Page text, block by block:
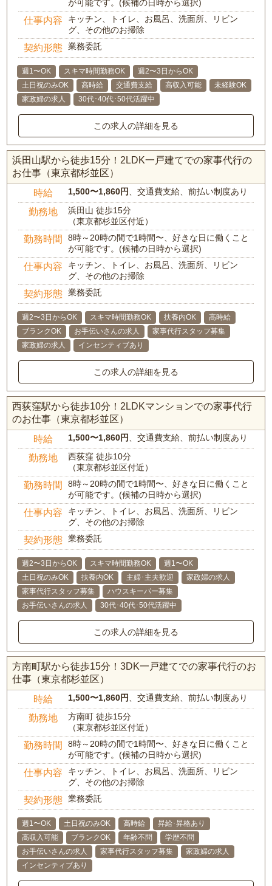
が可能です。(候補の日時から選択)
仕事内容
キッチン、トイレ、お風呂、洗面所、リビン
グ、その他のお掃除
契約形態 業務委託
週1〜OK スキマ時間勤務OK
週2〜3日からOK
土日祝のみOK
高時給 交通費支給 高収入可能
未経験OK
家政婦の求人
30代･40代･50代活躍中
この求人の詳細を見る
浜田山駅から徒歩15分！2LDK一戸建てでの家事代行の
お仕事（東京都杉並区）
時給 1,500〜1,860円 、交通費支給、前払い制度あり
勤務地
浜田山 徒歩15分
（東京都杉並区付近）
勤務時間
8時～20時の間で1時間〜、好きな日に働くこと
が可能です。(候補の日時から選択)
仕事内容
キッチン、トイレ、お風呂、洗面所、リビン
グ、その他のお掃除
契約形態 業務委託
週2〜3日からOK スキマ時間勤務OK 扶養内OK
高時給
ブランクOK
お手伝いさんの求人
家事代行スタッフ募集
家政婦の求人
インセンティブあり
この求人の詳細を見る
西荻窪駅から徒歩10分！2LDKマンションでの家事代行
のお仕事（東京都杉並区）
時給 1,500〜1,860円 、交通費支給、前払い制度あり
勤務地
西荻窪 徒歩10分
（東京都杉並区付近）
勤務時間
8時～20時の間で1時間〜、好きな日に働くこと
が可能です。(候補の日時から選択)
仕事内容
キッチン、トイレ、お風呂、洗面所、リビン
グ、その他のお掃除
契約形態 業務委託
週2〜3日からOK スキマ時間勤務OK
週1〜OK
土日祝のみOK
扶養内OK 主婦･主夫歓迎
家政婦の求人
家事代行スタッフ募集
ハウスキーパー募集
お手伝いさんの求人
30代･40代･50代活躍中
この求人の詳細を見る
方南町駅から徒歩15分！3DK一戸建てでの家事代行のお
仕事（東京都杉並区）
時給 1,500〜1,860円 、交通費支給、前払い制度あり
勤務地
方南町 徒歩15分
（東京都杉並区付近）
勤務時間
8時～20時の間で1時間〜、好きな日に働くこと
が可能です。(候補の日時から選択)
仕事内容
キッチン、トイレ、お風呂、洗面所、リビン
グ、その他のお掃除
契約形態 業務委託
週1〜OK 土日祝のみOK 高時給
昇給･昇格あり
高収入可能
ブランクOK 年齢不問
学歴不問
お手伝いさんの求人
家事代行スタッフ募集
家政婦の求人
インセンティブあり